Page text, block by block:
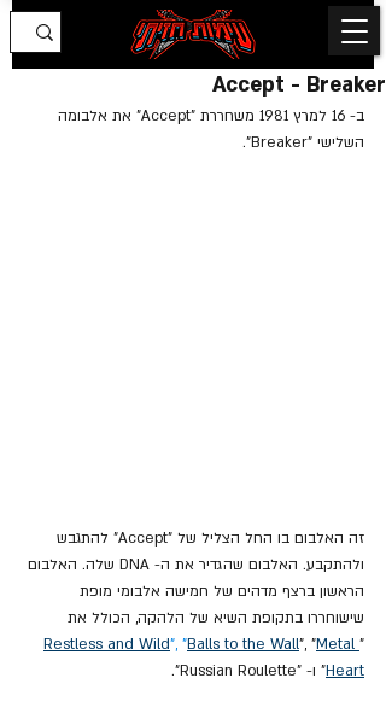
Accept - Breaker
ב- 16 למרץ 1981 משחררת "Accept" את אלבומה
השלישי "Breaker".
זה האלבום בו החל הצליל של "Accept" להתגבש
ולהתקבע. האלבום שהגדיר את ה- DNA שלה. האלבום
הראשון ברצף מדהים של חמישה אלבומי מופת
שישוחררו בתקופת השיא של הלהקה, הכולל את
"
Restless and Wild", "Balls to the Wall", "Metal
Heart" ו- "Russian Roulette".